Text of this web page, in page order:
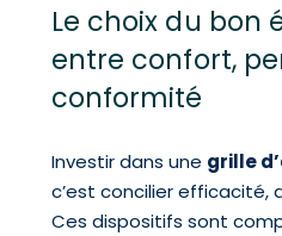
Le choix du bon
entre confort,
conformité
Investir dans une grille
c’est concilier efficacité,
Ces dispositifs sont